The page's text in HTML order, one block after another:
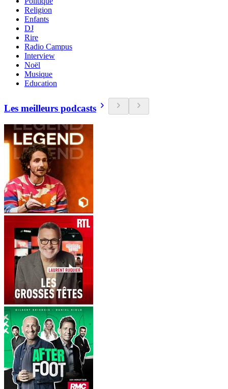
Religion
Enfants
DJ
Rire
Radio Campus
Interview
Noël
Musique
Education
Les meilleurs podcasts